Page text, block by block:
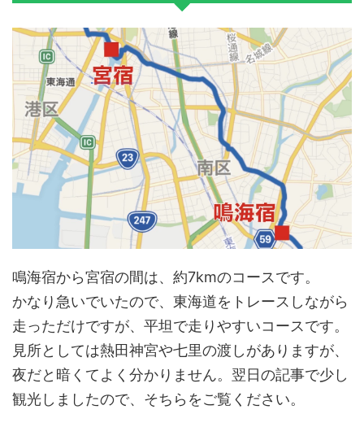
鳴海宿から宮宿の間は、約7kmのコースです。
かなり急いでいたので、東海道をトレースしながら
走っただけですが、平坦で走りやすいコースです。
見所としては熱田神宮や七里の渡しがありますが、
夜だと暗くてよく分かりません。翌日の記事で少し
観光しましたので、そちらをご覧ください。